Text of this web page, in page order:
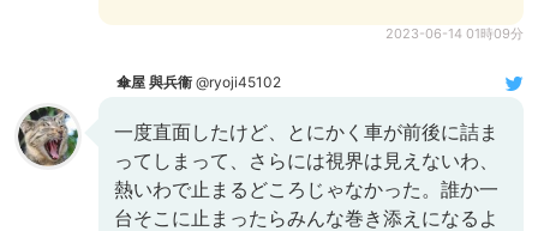
2023-06-14 01時09分
傘屋 與兵衞 @ryoji45102
一度直面したけど、とにかく車が前後に詰ま
ってしまって、さらには視界は見えないわ、
熱いわで止まるどころじゃなかった。誰か一
台そこに止まったらみんな巻き添えになるよ